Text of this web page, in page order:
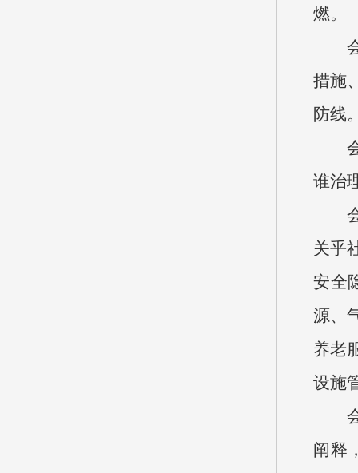
燃。
措施
防线
谁治
关乎
安全
源、
养老
设施
阐释